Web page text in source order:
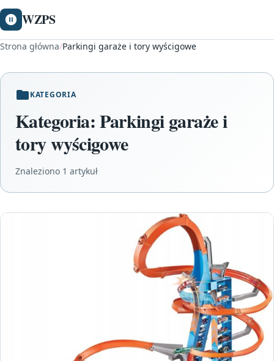
WZPS
Strona główna/Parkingi garaże i tory wyścigowe
KATEGORIA
Kategoria:Parkingi garaże i
tory wyścigowe
Znaleziono 1 artykuł